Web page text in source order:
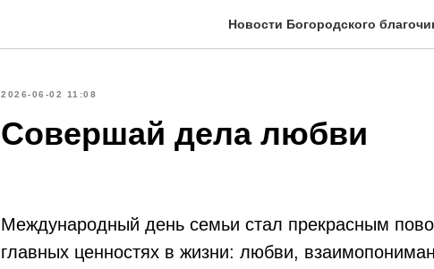
Новости Богородского
2026-06-02 11:08
Совершай дела любви
Международный день семьи стал прекрасным
главных ценностях в жизни: любви,